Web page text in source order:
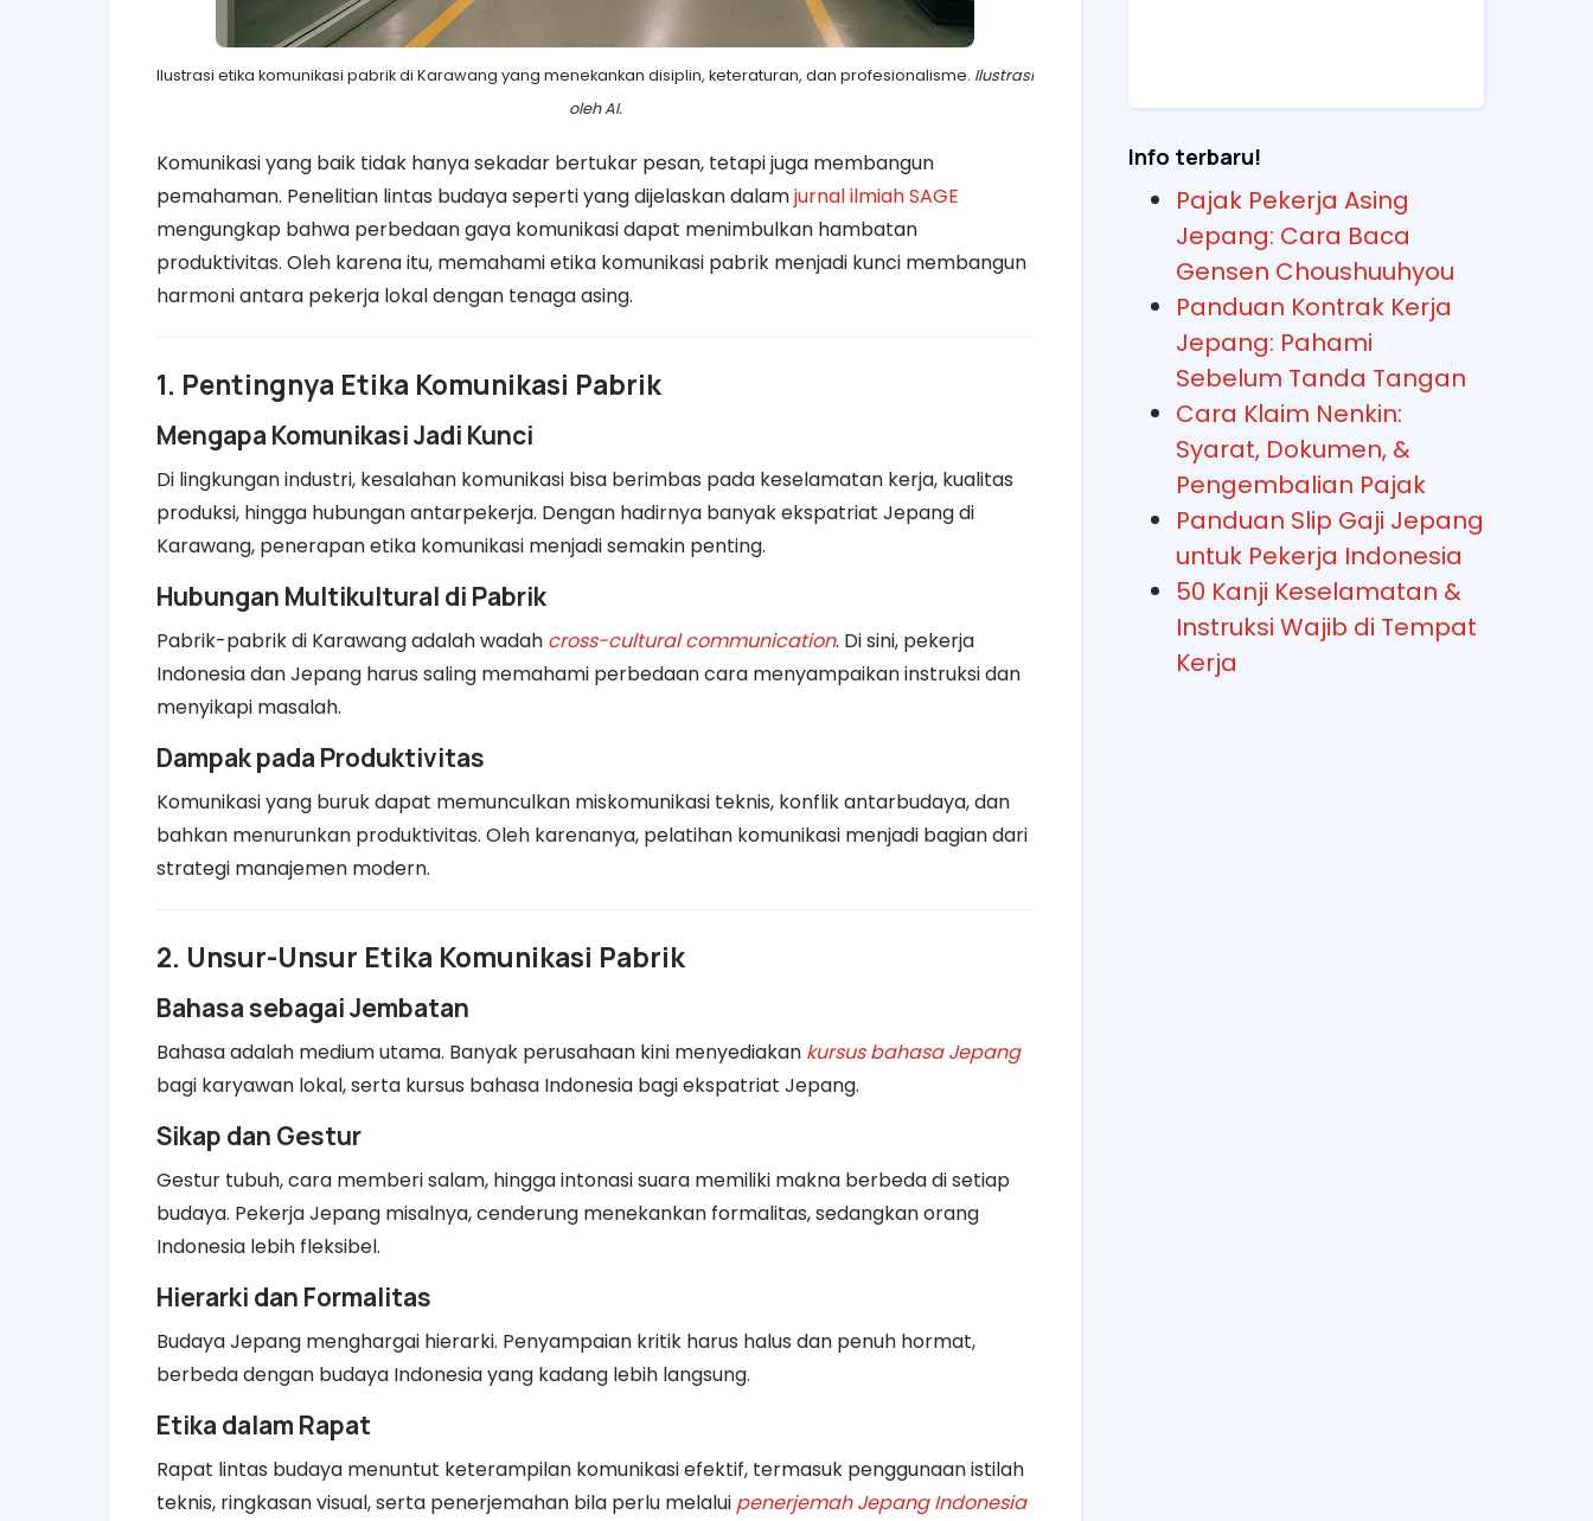
Ilustrasi etika komunikasi pabrik di Karawang yang menekankan disiplin, keteraturan, dan profesionalisme. Ilustrasi
oleh AI.
Komunikasi yang baik tidak hanya sekadar bertukar pesan, tetapi juga membangun
pemahaman. Penelitian lintas budaya seperti yang dijelaskan dalamjurnal ilmiah SAGE
mengungkap bahwa perbedaan gaya komunikasi dapat menimbulkan hambatan
produktivitas. Oleh karena itu, memahami etika komunikasi pabrik menjadi kunci membangun
harmoni antara pekerja lokal dengan tenaga asing.
1. Pentingnya Etika Komunikasi Pabrik
Mengapa Komunikasi Jadi Kunci
Di lingkungan industri, kesalahan komunikasi bisa berimbas pada keselamatan kerja, kualitas
produksi, hingga hubungan antarpekerja. Dengan hadirnya banyak ekspatriat Jepang di
Karawang, penerapan etika komunikasi menjadi semakin penting.
Hubungan Multikultural di Pabrik
Pabrik-pabrik di Karawang adalah wadah cross-cultural communication. Di sini, pekerja
Indonesia dan Jepang harus saling memahami perbedaan cara menyampaikan instruksi dan
menyikapi masalah.
Dampak pada Produktivitas
Komunikasi yang buruk dapat memunculkan miskomunikasi teknis, konflik antarbudaya, dan
bahkan menurunkan produktivitas. Oleh karenanya, pelatihan komunikasi menjadi bagian dari
strategi manajemen modern.
2. Unsur-Unsur Etika Komunikasi Pabrik
Bahasa sebagai Jembatan
Bahasa adalah medium utama. Banyak perusahaan kini menyediakan kursus bahasa Jepang
bagi karyawan lokal, serta kursus bahasa Indonesia bagi ekspatriat Jepang.
Sikap dan Gestur
Gestur tubuh, cara memberi salam, hingga intonasi suara memiliki makna berbeda di setiap
budaya. Pekerja Jepang misalnya, cenderung menekankan formalitas, sedangkan orang
Indonesia lebih fleksibel.
Hierarki dan Formalitas
Budaya Jepang menghargai hierarki. Penyampaian kritik harus halus dan penuh hormat,
berbeda dengan budaya Indonesia yang kadang lebih langsung.
Etika dalam Rapat
Rapat lintas budaya menuntut keterampilan komunikasi efektif, termasuk penggunaan istilah
teknis, ringkasan visual, serta penerjemahan bila perlu melalui penerjemah Jepang Indonesia
Info terbaru!
Pajak Pekerja Asing
Jepang: Cara Baca
Gensen Choushuuhyou
Panduan Kontrak Kerja
Jepang: Pahami
Sebelum Tanda Tangan
Cara Klaim Nenkin:
Syarat, Dokumen, &
Pengembalian Pajak
Panduan Slip Gaji Jepang
untuk Pekerja Indonesia
50 Kanji Keselamatan &
Instruksi Wajib di Tempat
Kerja